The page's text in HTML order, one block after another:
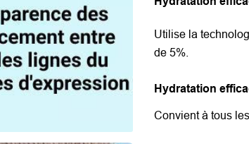
Utilise la
de 5%.
Hydratation
Convient à tous